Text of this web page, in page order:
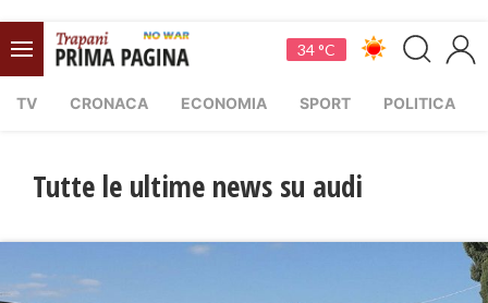
34 °C
TV CRONACA ECONOMIA SPORT POLITICA
Tutte le ultime news su audi